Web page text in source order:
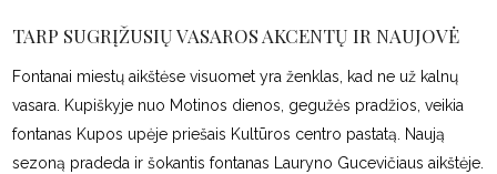
TARP SUGRĮŽUSIŲ VASAROS AKCENTŲ IR NAUJOVĖ
Fontanai miestų aikštėse visuomet yra ženklas, kad ne už kalnų
vasara. Kupiškyje nuo Motinos dienos, gegužės pradžios, veikia
fontanas Kupos upėje priešais Kultūros centro pastatą. Naują
sezoną pradeda ir šokantis fontanas Lauryno Gucevičiaus aikštėje.